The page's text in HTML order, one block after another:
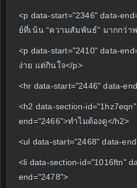
<p data-start="2346" data-
ย์ที่เน้น “ความสัมพันธ์” มากกว่า
<p data-start="2410" data-
ง่าย แต่กินใจ</p>
<hr data-start="2446" data-
<h2 data-section-
end="2466">ทำไมต้องดู</h2>
<ul data-start="2468" data-
<li data-section-id="1016ftn"
end="2478">